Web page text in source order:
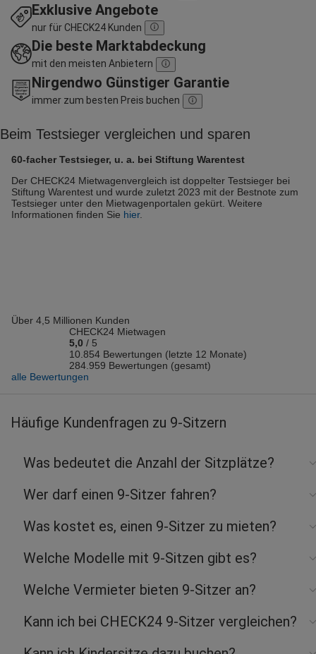
Exklusive Angebote
nur für CHECK24 Kunden
Die beste Marktabdeckung
mit den meisten Anbietern
Nirgendwo Günstiger Garantie
immer zum besten Preis buchen
Beim Testsieger vergleichen und sparen
60-facher Testsieger, u. a. bei Stiftung Warentest
Der CHECK24 Mietwagenvergleich ist doppelter Testsieger bei
Stiftung Warentest und wurde zuletzt 2023 mit der Bestnote zum
Testsieger unter den Mietwagenportalen gekürt. Weitere
Informationen finden Sie hier.
Über 4,5 Millionen Kunden
CHECK24 Mietwagen
5,0 / 5
10.854 Bewertungen (letzte 12 Monate)
284.959 Bewertungen (gesamt)
alle Bewertungen
Häufige Kundenfragen zu 9-Sitzern
Was bedeutet die Anzahl der Sitzplätze?
Wer darf einen 9-Sitzer fahren?
Was kostet es, einen 9-Sitzer zu mieten?
Welche Modelle mit 9-Sitzen gibt es?
Welche Vermieter bieten 9-Sitzer an?
Kann ich bei CHECK24 9-Sitzer vergleichen?